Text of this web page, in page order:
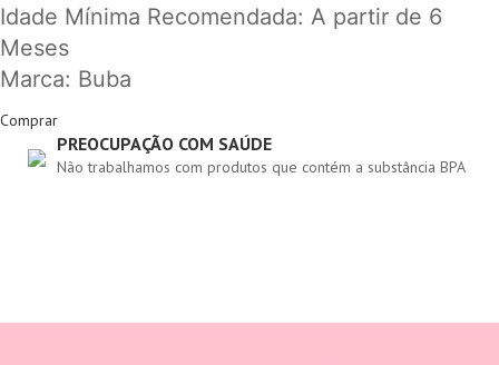
Idade Mínima Recomendada: A partir de 6
Meses
Marca: Buba
Comprar
COM SAÚDE
com produtos que contém a substância BPA
Projeto social